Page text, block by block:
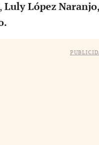
Luly López Naranjo,